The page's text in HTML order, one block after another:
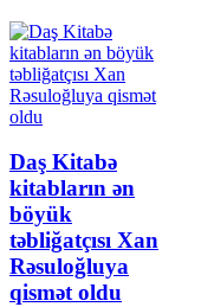
Daş Kitabə
kitabların ən
böyük
təbliğatçısı Xan
Rəsuloğluya
qismət oldu